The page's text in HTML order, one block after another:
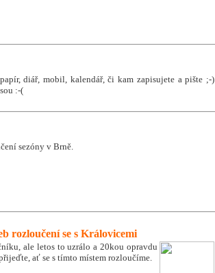
diář, mobil, kalendář, či kam zapisujete a pište ;-)
:-(
sezóny v Brně.
rozloučení se s Královicemi
ale letos to uzrálo a 20kou opravdu
ať se s tímto místem rozloučíme.